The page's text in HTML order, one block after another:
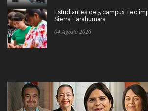
Estudiantes de 5 campus Tec
Sierra Tarahumara
04 Agosto 2026